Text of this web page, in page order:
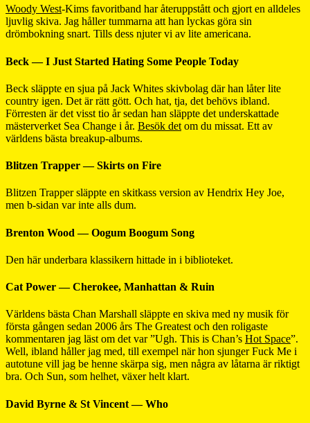
Woody West-Kims favoritband har återuppstått och gjort en alldeles
ljuvlig skiva. Jag håller tummarna att han lyckas göra sin
drömbokning snart. Tills dess njuter vi av lite americana.
Beck — I Just Started Hating Some People Today
Beck släppte en sjua på Jack Whites skivbolag där han låter lite
country igen. Det är rätt gött. Och hat, tja, det behövs ibland.
Förresten är det visst tio år sedan han släppte det underskattade
mästerverket Sea Change i år. Besök det om du missat. Ett av
världens bästa breakup-albums.
Blitzen Trapper — Skirts on Fire
Blitzen Trapper släppte en skitkass version av Hendrix Hey Joe,
men b-sidan var inte alls dum.
Brenton Wood — Oogum Boogum Song
Den här underbara klassikern hittade in i biblioteket.
Cat Power — Cherokee, Manhattan & Ruin
Världens bästa Chan Marshall släppte en skiva med ny musik för
första gången sedan 2006 års The Greatest och den roligaste
kommentaren jag läst om det var ”Ugh. This is Chan’s Hot Space”.
Well, ibland håller jag med, till exempel när hon sjunger Fuck Me i
autotune vill jag be henne skärpa sig, men några av låtarna är riktigt
bra. Och Sun, som helhet, växer helt klart.
David Byrne & St Vincent — Who